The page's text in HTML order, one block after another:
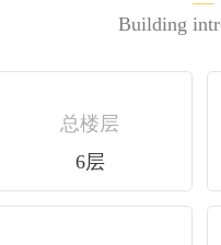
Building
总楼层
6层